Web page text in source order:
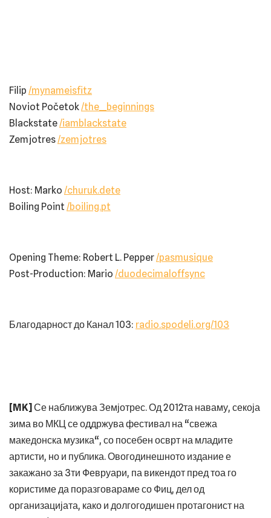
Filip /mynameisfitz
Noviot Početok/the__beginnings
Blackstate/iamblackstate
Zemjotres/zemjotres
Host: Marko ⁠ /churuk.dete⁠
Boiling Point /boiling.pt
⁠⁠Opening Theme: Robert L. Pepper/pasmusique
Post-Production: Mario /duodecimaloffsync
Благодарност до Канал 103: ⁠ radio.spodeli.org/103
[MK] Се наближува Земјотрес. Од 2012та наваму, секоја
зима во МКЦ се оддржува фестивал на “свежа
македонска музика“, со посебен осврт на младите
артисти, но и публика. Овогодинешното издание е
закажано за 3ти Февруари, па викендот пред тоа го
користиме да поразговараме со Фиц, дел од
организацијата, како и долгогодишен протагонист на